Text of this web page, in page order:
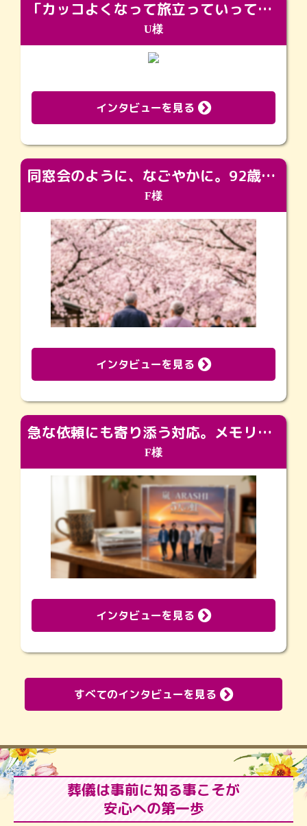
「カッコよくなって旅立っていってくれました（笑）もっとカッコいいって言ってあげればよかったな」
U様
インタビューを見る
同窓会のように、なごやかに。92歳の旅立ちを彩った、再会と感謝の場
F様
インタビューを見る
急な依頼にも寄り添う対応。メモリアルコーナーで振り返る大切な日々
F様
インタビューを見る
すべてのインタビューを見る
葬儀は事前に知る事こそが
安心への第一歩